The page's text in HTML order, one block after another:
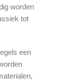
worden
tot
een